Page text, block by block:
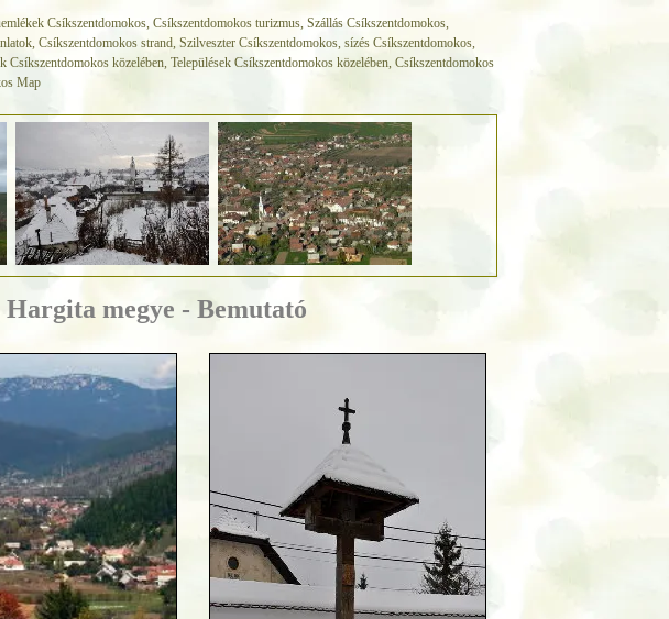
Csíkszentdomokos, Csíkszentdomokos turizmus, Szállás Csíkszentdomokos,
Csíkszentdomokos strand, Szilveszter Csíkszentdomokos, sízés Csíkszentdomokos,
közelében, Települések Csíkszentdomokos közelében, Csíkszentdomokos
Map
megye - Bemutató